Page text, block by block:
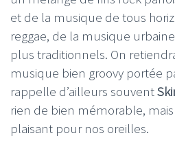
et de la musique de tous
reggae, de la musique
plus traditionnels. On
musique bien groovy portée
rappelle d’ailleurs souvent
rien de bien mémorable,
plaisant pour nos oreilles.